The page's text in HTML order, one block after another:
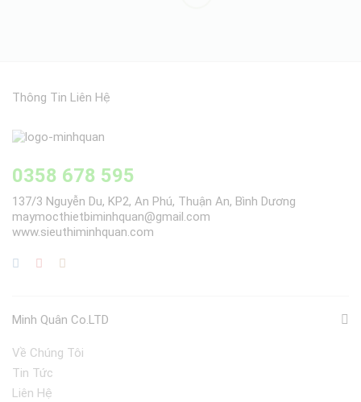
Thông Tin Liên Hệ
0358 678 595
137/3 Nguyễn Du, KP2, An Phú, Thuận An, Bình Dương
maymocthietbiminhquan@gmail.com
www.sieuthiminhquan.com
Minh Quân Co.LTD
Về Chúng Tôi
Tin Tức
Liên Hệ